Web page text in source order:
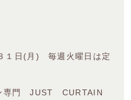
１日(月) 毎週火曜日は定
ン専門 JUST CURTAIN